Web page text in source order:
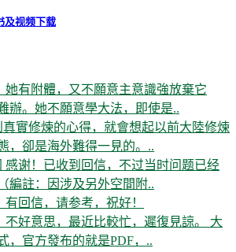
及视频下载
她有附體，又不願意主意識強放棄它
辦。她不願意學大法，即使是..
真實修煉的心得，就會想起以前大陸修煉
，卻是海外難得一見的。..
感谢！已收到回信，不过当时问题已经
註：因涉及另外空間附..
有回信，请参考，祝好！
不好意思，最近比較忙，遲復見諒。 大
，官方發布的就是PDF，..